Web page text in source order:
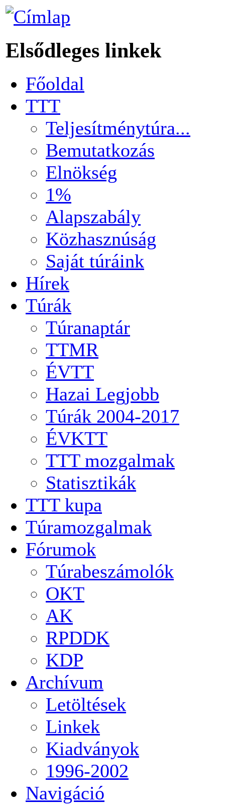
Elsődleges linkek
Főoldal
TTT
Teljesítménytúra...
Bemutatkozás
Elnökség
1%
Alapszabály
Közhasznúság
Saját túráink
Hírek
Túrák
Túranaptár
TTMR
ÉVTT
Hazai Legjobb
Túrák 2004-2017
ÉVKTT
TTT mozgalmak
Statisztikák
TTT kupa
Túramozgalmak
Fórumok
Túrabeszámolók
OKT
AK
RPDDK
KDP
Archívum
Letöltések
Linkek
Kiadványok
1996-2002
Navigáció